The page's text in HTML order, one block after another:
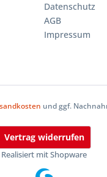
Datenschutz
AGB
Impressum
und ggf.
Vertrag widerrufen
Realisiert mit Shopware